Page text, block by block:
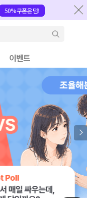
50% 쿠폰은 덤!
이벤트